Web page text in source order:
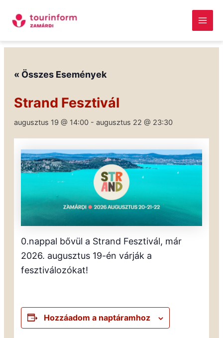
Megszakítás
content
Main
« Összes Események
Strand Fesztivál
augusztus 19 @ 14:00- augusztus 22 @ 23:30
0.nappal bővül a Strand Fesztivál, már
2026. augusztus 19-én várják a
fesztiválozókat!
Hozzáadom a naptáramhoz